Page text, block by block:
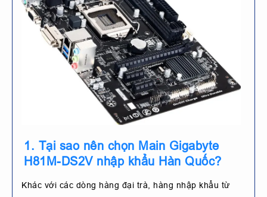
1. Tại sao nên chọn Main Gigabyte
H81M-DS2V nhập khẩu Hàn Quốc?
Khác với các dòng hàng đại trà, hàng nhập khẩu từ